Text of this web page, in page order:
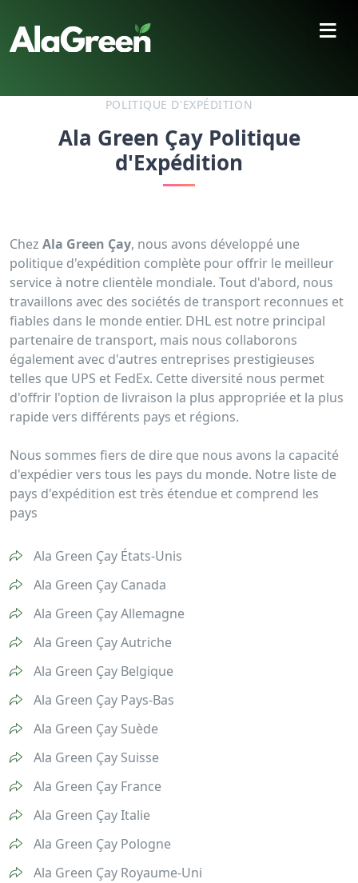
≡
POLITIQUE D'EXPÉDITION
Ala Green Çay Politique
d'Expédition
Chez Ala Green Çay, nous avons développé une
politique d'expédition complète pour offrir le meilleur
service à notre clientèle mondiale. Tout d'abord, nous
travaillons avec des sociétés de transport reconnues et
fiables dans le monde entier. DHL est notre principal
partenaire de transport, mais nous collaborons
également avec d'autres entreprises prestigieuses
telles que UPS et FedEx. Cette diversité nous permet
d'offrir l'option de livraison la plus appropriée et la plus
rapide vers différents pays et régions.
Nous sommes fiers de dire que nous avons la capacité
d'expédier vers tous les pays du monde. Notre liste de
pays d'expédition est très étendue et comprend les
pays
Ala Green Çay États-Unis
Ala Green Çay Canada
Ala Green Çay Allemagne
Ala Green Çay Autriche
Ala Green Çay Belgique
Ala Green Çay Pays-Bas
Ala Green Çay Suède
Ala Green Çay Suisse
Ala Green Çay France
Ala Green Çay Italie
Ala Green Çay Pologne
Ala Green Çay Royaume-Uni